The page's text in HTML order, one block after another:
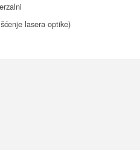
lasera optike)